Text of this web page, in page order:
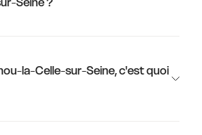
la-Celle-sur-Seine, c'est quoi